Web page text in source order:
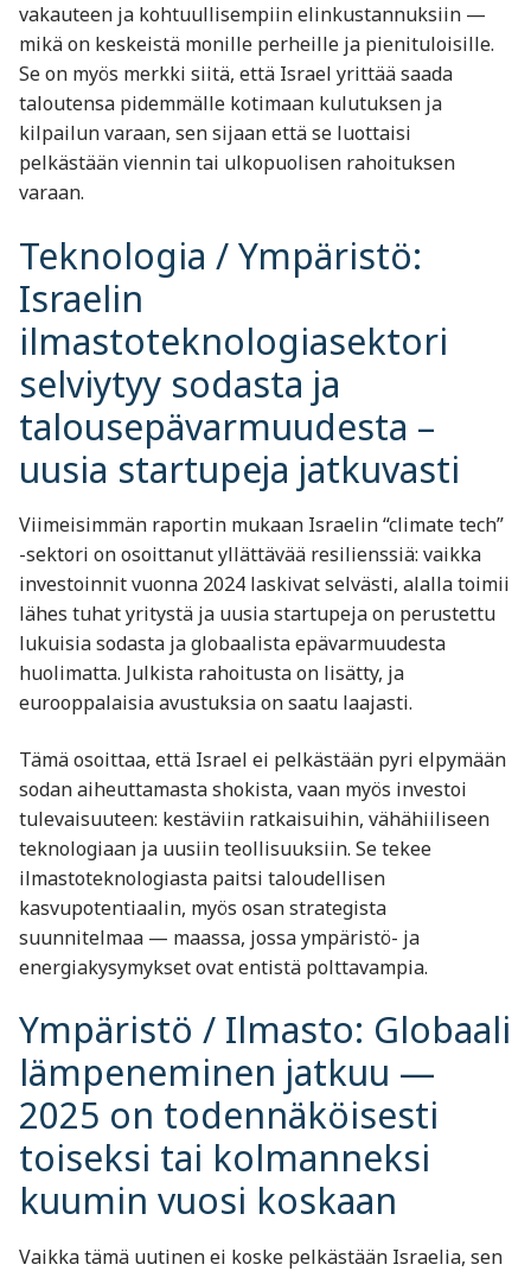
vakauteen ja kohtuullisempiin elinkustannuksiin —
mikä on keskeistä monille perheille ja pienituloisille.
Se on myös merkki siitä, että Israel yrittää saada
taloutensa pidemmälle kotimaan kulutuksen ja
kilpailun varaan, sen sijaan että se luottaisi
pelkästään viennin tai ulkopuolisen rahoituksen
varaan.
Teknologia / Ympäristö:
Israelin
ilmastoteknologiasektori
selviytyy sodasta ja
talousepävarmuudesta –
uusia startupeja jatkuvasti
Viimeisimmän raportin mukaan Israelin “climate tech”
-sektori on osoittanut yllättävää resilienssiä: vaikka
investoinnit vuonna 2024 laskivat selvästi, alalla toimii
lähes tuhat yritystä ja uusia startupeja on perustettu
lukuisia sodasta ja globaalista epävarmuudesta
huolimatta. Julkista rahoitusta on lisätty, ja
eurooppalaisia avustuksia on saatu laajasti.
Tämä osoittaa, että Israel ei pelkästään pyri elpymään
sodan aiheuttamasta shokista, vaan myös investoi
tulevaisuuteen: kestäviin ratkaisuihin, vähähiiliseen
teknologiaan ja uusiin teollisuuksiin. Se tekee
ilmastoteknologiasta paitsi taloudellisen
kasvupotentiaalin, myös osan strategista
suunnitelmaa — maassa, jossa ympäristö- ja
energiakysymykset ovat entistä polttavampia.
Ympäristö / Ilmasto: Globaali
lämpeneminen jatkuu —
2025 on todennäköisesti
toiseksi tai kolmanneksi
kuumin vuosi koskaan
Vaikka tämä uutinen ei koske pelkästään Israelia, sen